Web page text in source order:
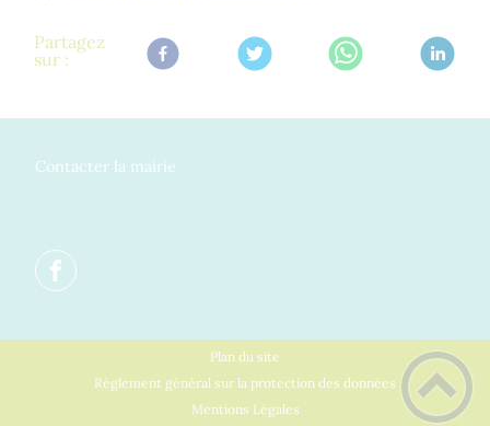
Partagez
sur :
Contacter la mairie
Plan du site
Règlement général sur la protection des données
Mentions Légales